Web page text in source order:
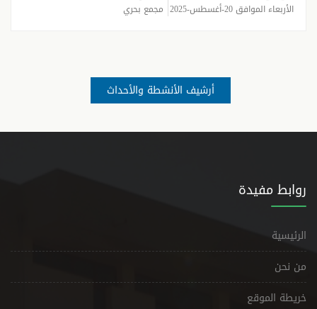
الأربعاء الموافق 20-أغسطس-2025
مجمع بحري
أرشيف الأنشطة والأحداث
روابط مفيدة
الرئيسية
من نحن
خريطة الموقع